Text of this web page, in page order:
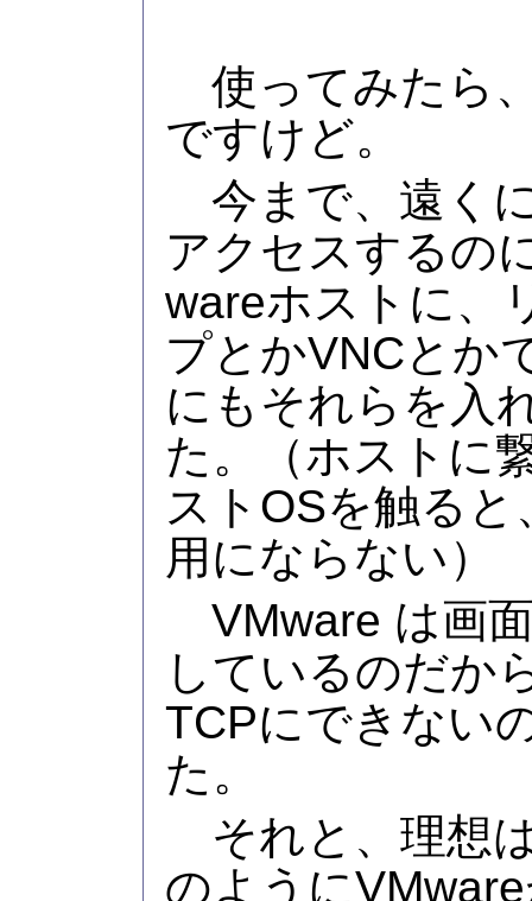
使ってみたら
ですけど。
今まで、遠く
アクセスするの
wareホストに、
プとかVNCとか
にもそれらを入
た。（ホストに
ストOSを触る
用にならない）
VMware は画
しているのだか
TCPにできない
た。
それと、理想
のように